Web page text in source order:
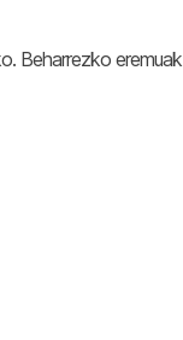
Beharrezko eremuak